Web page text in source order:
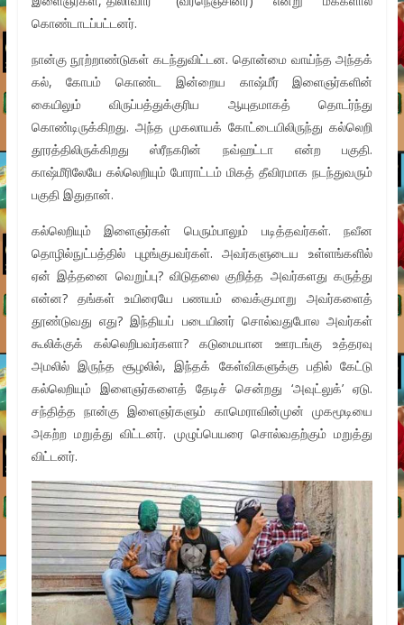
கொண்டாடப்பட்டனர்.
நான்கு நூற்றாண்டுகள் கடந்துவிட்டன. தொன்மை வாய்ந்த அந்தக்
கல், கோபம் கொண்ட இன்றைய காஷ்மீர் இளைஞர்களின்
கையிலும் விருப்பத்துக்குரிய ஆயுதமாகத் தொடர்ந்து
கொண்டிருக்கிறது. அந்த முகலாயக் கோட்டையிலிருந்து கல்லெறி
தூரத்திலிருக்கிறது ஸ்ரீநகரின் நவ்ஹட்டா என்ற பகுதி.
காஷ்மீரிலேயே கல்லெறியும் போராட்டம் மிகத் தீவிரமாக நடந்துவரும்
பகுதி இதுதான்.
கல்லெறியும் இளைஞர்கள் பெரும்பாலும் படித்தவர்கள். நவீன
தொழில்நுட்பத்தில் புழங்குபவர்கள். அவர்களுடைய உள்ளங்களில்
ஏன் இத்தனை வெறுப்பு? விடுதலை குறித்த அவர்களது கருத்து
என்ன? தங்கள் உயிரையே பணயம் வைக்குமாறு அவர்களைத்
தூண்டுவது எது? இந்தியப் படையினர் சொல்வதுபோல அவர்கள்
கூலிக்குக் கல்லெறிபவர்களா? கடுமையான ஊரடங்கு உத்தரவு
அமலில் இருந்த சூழலில், இந்தக் கேள்விகளுக்கு பதில் கேட்டு
கல்லெறியும் இளைஞர்களைத் தேடிச் சென்றது ‘அவுட்லுக்’ ஏடு.
சந்தித்த நான்கு இளைஞர்களும் காமெராவின்முன் முகமூடியை
அகற்ற மறுத்து விட்டனர். முழுப்பெயரை சொல்வதற்கும் மறுத்து
விட்டனர்.